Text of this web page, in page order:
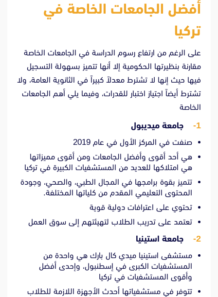
أفضل الجامعات الخاصة في
تركيا
على الرغم من ارتفاع رسوم الدراسة في الجامعات الخاصة
مقارنة بنظيرتها الحكومية إلا أنها تتميز بسهولة التسجيل
فيها حيث إنها لا تشترط معدلاً كبيراً في الثانوية العامة، ولا
تشترط أيضاً اجتياز اختبار للقدرات، وفيما يلي أهم الجامعات
الخاصة
1- جامعة ميديبول
صنفت في المركز الأول في عام 2019
هي أحد أقوى وأفضل الجامعات ومن أقوى مميزاتها
هي امتلاكها للعديد من المستشفيات الكبيرة في تركيا
تتميز بقوة برامجها في المجال الطبي، والصحي، وجودة
المحتوى التعليمي المقدم من كلياتها المختلفة.
تحتوي على اعترافات دولية قوية
تعتمد على تدريب الطلاب لتهيئتهم إلى سوق العمل
2- جامعة استينيا
مستشفى استينيا ميدي كال بارك هي واحدة من
المستشفيات الكبرى في إسطنبول، وإحدى أفضل
وأقوى المستشفيات في تركيا
تتوفر في مستشفياتها أحدث الأجهزة اللازمة للطلاب